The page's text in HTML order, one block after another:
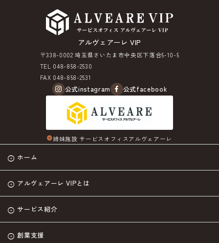
アルヴェアーレ VIP
〒338-0002 埼玉県さいたま市中央区下落合5-10-5
TEL 048-858-2530
FAX 048-858-2531
公式instagram 公式facebook
arrow_circle_right姉妹施設 サービスオフィスアルヴェアーレ
ホーム
アルヴェアーレ VIPとは
サービス紹介
創業支援